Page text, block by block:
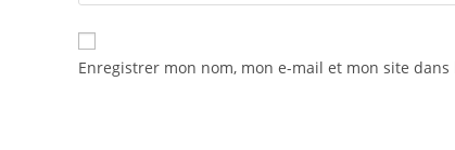
Enregistrer mon nom, mon e-mail et mon site